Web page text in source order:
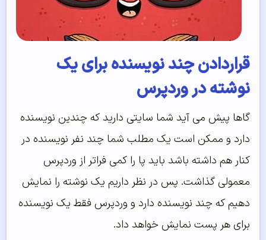
قراردادن چند نویسنده برای یک
نوشته در وردپرس
گاها پیش می آید شما سایتی دارید که چندین نویسنده
دارد و ممکن است یک مطلب شما چند نفر نویسنده در
کنار هم داشته باشد باید پا را کمی فراتر از وردپرس
معمولی گذاشت. پس در نظر داریم یک نوشته را نمایش
دهیم که چند نویسنده دارد و وردپرس فقط یک نویسنده
برای هر پست نمایش خواهد داد.